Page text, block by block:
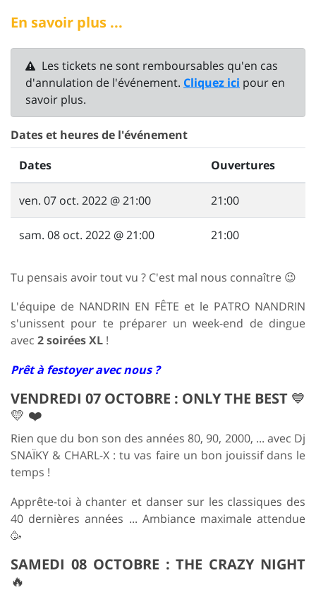
En savoir plus ...
Les tickets ne sont remboursables qu'en cas
d'annulation de l'événement. Cliquez ici pour en
savoir plus.
Dates et heures de l'événement
Dates
Ouvertures
ven. 07 oct. 2022 @ 21:00 21:00
sam. 08 oct. 2022 @ 21:00 21:00
Tu pensais avoir tout vu ? C'est mal nous connaître 😉
L'équipe de NANDRIN EN FÊTE et le PATRO NANDRIN
s'unissent pour te préparer un week-end de dingue
avec 2 soirées XL !
Prêt à festoyer avec nous ?
VENDREDI 07 OCTOBRE : ONLY THE BEST 💙
💛 ❤️
Rien que du bon son des années 80, 90, 2000, ... avec Dj
SNAÏKY & CHARL-X : tu vas faire un bon jouissif dans le
temps !
Apprête-toi à chanter et danser sur les classiques des
40 dernières années ... Ambiance maximale attendue
🥳
SAMEDI 08 OCTOBRE : THE CRAZY NIGHT
🔥